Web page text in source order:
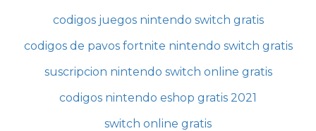
codigos juegos nintendo switch gratis
codigos de pavos fortnite nintendo switch gratis
suscripcion nintendo switch online gratis
codigos nintendo eshop gratis 2021
switch online gratis